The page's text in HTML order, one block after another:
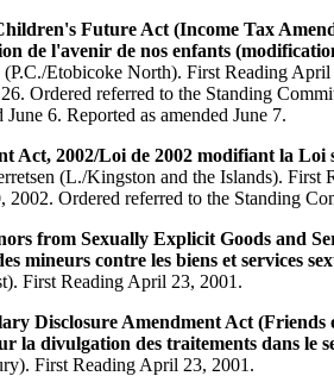
Future Act (Income Tax
de l'avenir de nos enfants
Etobicoke North). First Reading
Ordered referred to the Standing
6. Reported as amended June 7.
Act, 2002/Loi de 2002 modifiant la Loi
(L./Kingston and the Islands). First
2002. Ordered referred to the Standing
from Sexually Explicit Goods and
mineurs contre les biens et services
First Reading April 23, 2001.
Disclosure Amendment Act (Friends
la divulgation des traitements dans le
First Reading April 23, 2001.